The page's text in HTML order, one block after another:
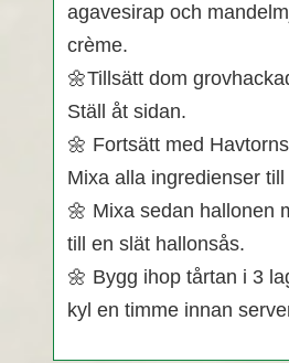
agavesirap och
crème.
🌼Tillsätt dom
Ställ åt sidan.
🌼 Fortsätt med
Mixa alla ingredienser
🌼 Mixa sedan hallonen
till en slät hallonsås.
🌼 Bygg ihop tårtan i 3
kyl en timme innan